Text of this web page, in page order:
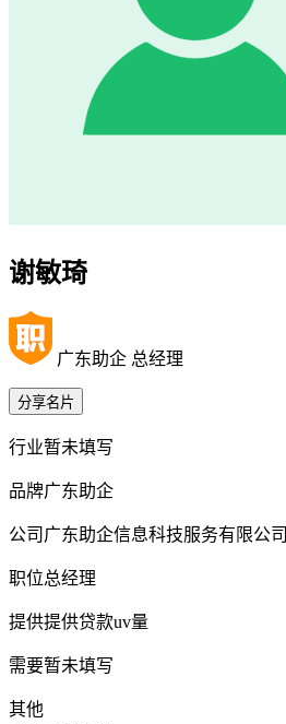
谢敏琦
广东助企 总经理
分享名片
行业暂未填写
品牌广东助企
公司 广东助企信息科技服务有限公司
职位总经理
提供提供贷款uv量
需要暂未填写
其他